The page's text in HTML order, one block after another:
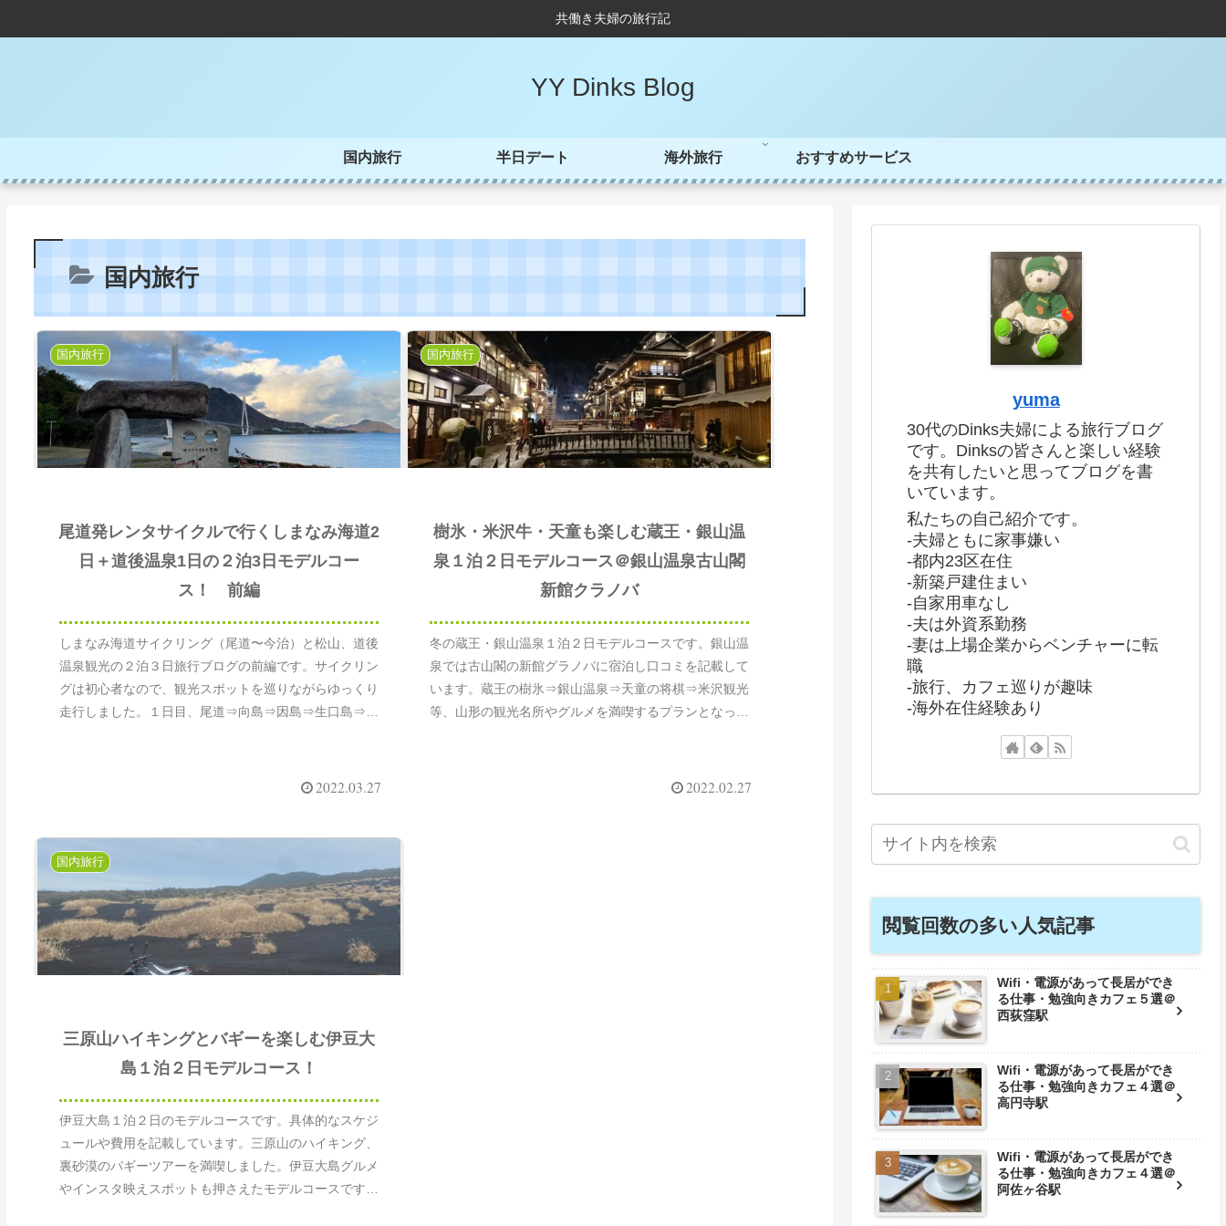
共働き夫婦の旅行記
YY Dinks Blog
国内旅行 半日デート 海外旅行 おすすめサービス
国内旅行
国内旅行
尾道発レンタサイクルで行くしまなみ海道2
日＋道後温泉1日の２泊3日モデルコー
ス！ 前編
しまなみ海道サイクリング（尾道〜今治）と松山、道後
温泉観光の２泊３日旅行ブログの前編です。サイクリン
グは初心者なので、観光スポットを巡りながらゆっくり
走行しました。１日目、尾道⇒向島⇒因島⇒生口島⇒大
2022.03.27
国内旅行
樹氷・米沢牛・天童も楽しむ蔵王・銀山温
泉１泊２日モデルコース＠銀山温泉古山閣
新館クラノバ
冬の蔵王・銀山温泉１泊２日モデルコースです。銀山温
泉では古山閣の新館グラノバに宿泊し口コミを記載して
います。蔵王の樹氷⇒銀山温泉⇒天童の将棋⇒米沢観光
等、山形の観光名所やグルメを満喫するプランとなって
2022.02.27
国内旅行
三原山ハイキングとバギーを楽しむ伊豆大
島１泊２日モデルコース！
伊豆大島１泊２日のモデルコースです。具体的なスケジ
ュールや費用を記載しています。三原山のハイキング、
裏砂漠のバギーツアーを満喫しました。伊豆大島グルメ
やインスタ映えスポットも押さえたモデルコースです。
yuma
30代のDinks夫婦による旅行ブログ
です。Dinksの皆さんと楽しい経験
を共有したいと思ってブログを書
いています。
私たちの自己紹介です。
-夫婦ともに家事嫌い
-都内23区在住
-新築戸建住まい
-自家用車なし
-夫は外資系勤務
-妻は上場企業からベンチャーに転
職
-旅行、カフェ巡りが趣味
-海外在住経験あり
閲覧回数の多い人気記事
Wifi・電源があって長居ができ
る仕事・勉強向きカフェ５選＠
西荻窪駅
Wifi・電源があって長居ができ
る仕事・勉強向きカフェ４選＠
高円寺駅
Wifi・電源があって長居ができ
る仕事・勉強向きカフェ４選＠
阿佐ヶ谷駅